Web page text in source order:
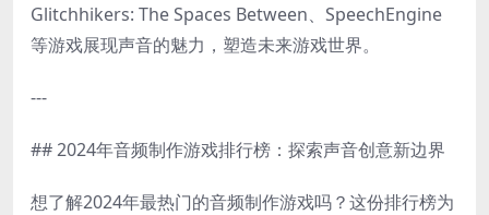
Glitchhikers: The Spaces Between、SpeechEngine
等游戏展现声音的魅力，塑造未来游戏世界。
---
## 2024年音频制作游戏排行榜：探索声音创意新边界
想了解2024年最热门的音频制作游戏吗？这份排行榜为